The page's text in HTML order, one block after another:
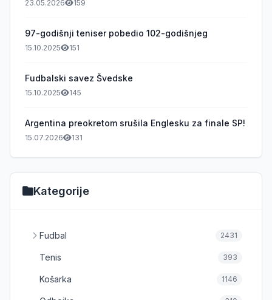
23.05.2026 159
97-godišnji teniser pobedio 102-godišnjeg
15.10.2025 151
Fudbalski savez Švedske
15.10.2025 145
Argentina preokretom srušila Englesku za finale SP!
15.07.2026 131
Kategorije
Fudbal 2431
Tenis 393
Košarka 1146